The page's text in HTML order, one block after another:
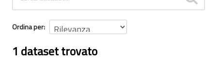
Ordina per
1 dataset trovato